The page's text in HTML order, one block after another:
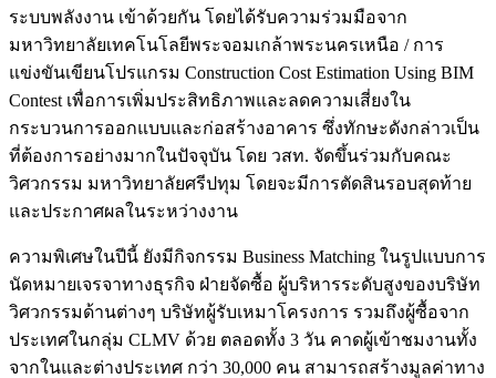
ระบบพลังงาน เข้าด้วยกัน โดยได้รับความร่วมมือจาก
มหาวิทยาลัยเทคโนโลยีพระจอมเกล้าพระนครเหนือ / การ
แข่งขันเขียนโปรแกรม Construction Cost Estimation Using BIM
Contest เพื่อการเพิ่มประสิทธิภาพและลดความเสี่ยงใน
กระบวนการออกแบบและก่อสร้างอาคาร ซึ่งทักษะดังกล่าวเป็น
ที่ต้องการอย่างมากในปัจจุบัน โดย วสท. จัดขึ้นร่วมกับคณะ
วิศวกรรม มหาวิทยาลัยศรีปทุม โดยจะมีการตัดสินรอบสุดท้าย
และประกาศผลในระหว่างงาน
ความพิเศษในปีนี้ ยังมีกิจกรรม Business Matching ในรูปแบบการ
นัดหมายเจรจาทางธุรกิจ ฝ่ายจัดซื้อ ผู้บริหารระดับสูงของบริษัท
วิศวกรรมด้านต่างๆ บริษัทผู้รับเหมาโครงการ รวมถึงผู้ซื้อจาก
ประเทศในกลุ่ม CLMV ด้วย ตลอดทั้ง 3 วัน คาดผู้เข้าชมงานทั้ง
จากในและต่างประเทศ กว่า 30,000 คน สามารถสร้างมูลค่าทาง